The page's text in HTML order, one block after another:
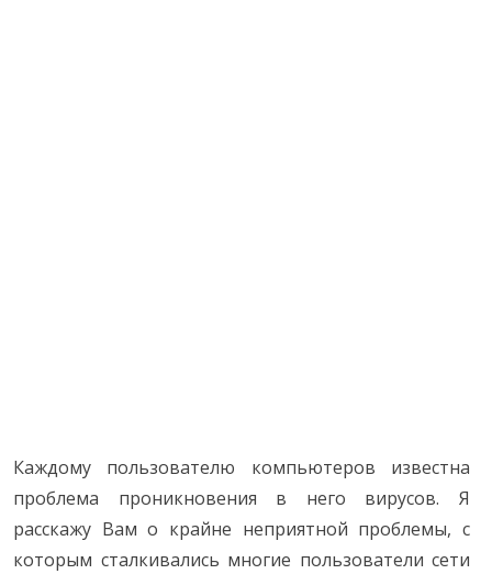
Каждому пользователю компьютеров известна
проблема проникновения в него вирусов. Я
расскажу Вам о крайне неприятной проблемы, с
которым сталкивались многие пользователи сети